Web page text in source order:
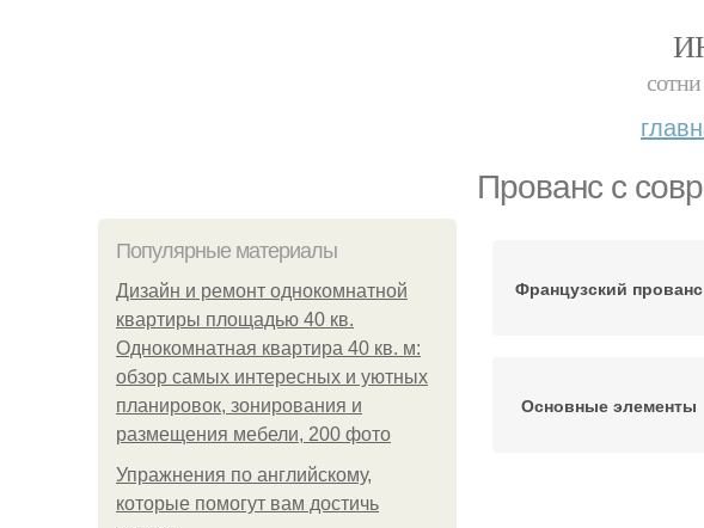
Прованс с
Популярные материалы
Дизайн и ремонт однокомнатной
квартиры площадью 40 кв.
Однокомнатная квартира 40 кв. м:
обзор самых интересных и уютных
планировок, зонирования и
размещения мебели, 200 фото
Упражнения по английскому,
которые помогут вам достичь
Французский прованс
Основные элементы